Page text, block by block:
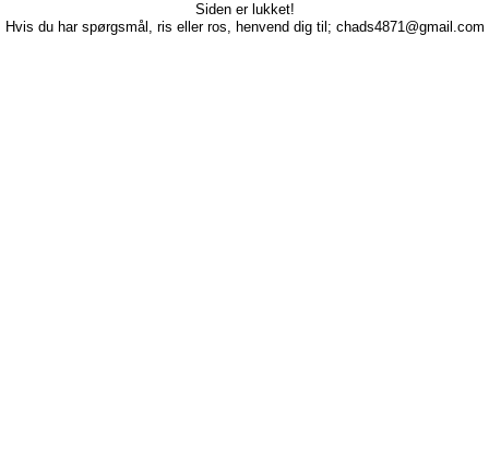
Siden er lukket!
Hvis du har spørgsmål, ris eller ros, henvend dig til; chads4871@gmail.com